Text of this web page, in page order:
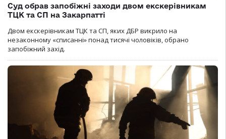
Суд обрав запобіжні заходи двом екскерівникам
ТЦК та СП на Закарпатті
Двом екскерівникам ТЦК та СП, яких ДБР викрило на
незаконному «списанні» понад тисячі чоловіків, обрано
запобіжний захід.